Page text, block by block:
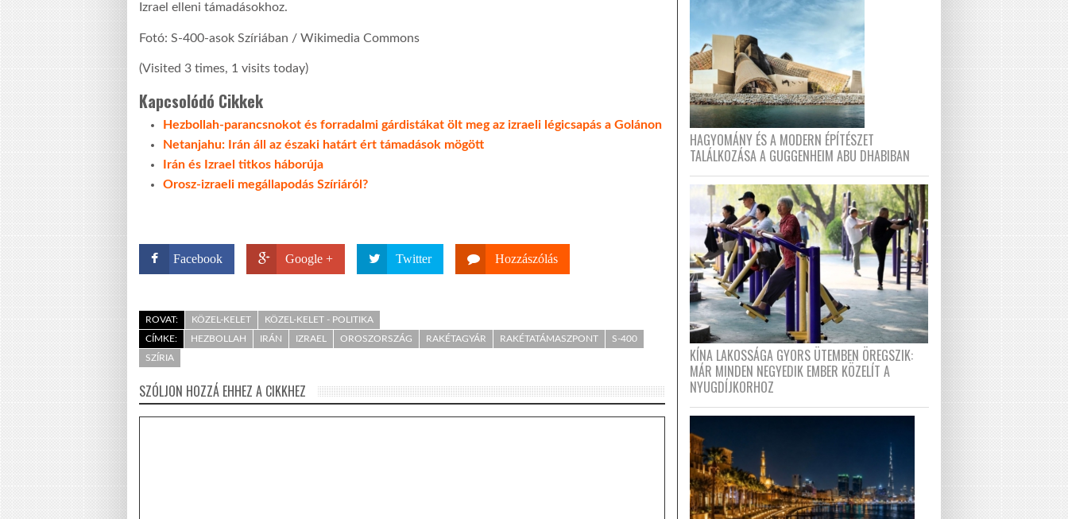
Izrael elleni támadásokhoz.
Fotó: S-400-asok Szíriában / Wikimedia Commons
(Visited 3 times, 1 visits today)
Kapcsolódó Cikkek
Hezbollah-parancsnokot és forradalmi gárdistákat ölt meg az izraeli légicsapás a Golánon
Netanjahu: Irán áll az északi határt ért támadások mögött
Irán és Izrael titkos háborúja
Orosz-izraeli megállapodás Szíriáról?
Facebook Google + Twitter Hozzászólás
ROVAT: KÖZEL-KELET
KÖZEL-KELET - POLITIKA
CÍMKE:
HEZBOLLAH IRÁN IZRAEL OROSZORSZÁG RAKÉTAGYÁR RAKÉTATÁMASZPONT
S-400
SZÍRIA
SZÓLJON HOZZÁ EHHEZ A CIKKHEZ
HAGYOMÁNY ÉS A MODERN ÉPÍTÉSZET
TALÁLKOZÁSA A GUGGENHEIM ABU DHABIBAN
KÍNA LAKOSSÁGA GYORS ÜTEMBEN ÖREGSZIK:
MÁR MINDEN NEGYEDIK EMBER KÖZELÍT A
NYUGDÍJKORHOZ